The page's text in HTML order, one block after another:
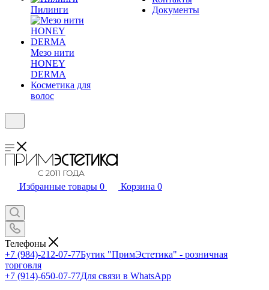
Пилинги
Мезо нити
HONEY
DERMA
Косметика для
волос
Документы
Избранные товары 0 Корзина 0
Телефоны
+7 (984)-212-07-77Бутик "ПримЭстетика" - розничная
торговля
+7 (914)-650-07-77Для связи в WhatsApp